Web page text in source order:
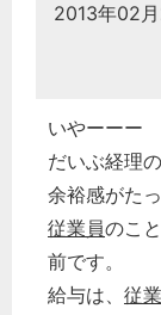
2013年02
いやーーー
だいぶ経理
余裕感がた
従業員のこ
前です。
給与は、 従
選